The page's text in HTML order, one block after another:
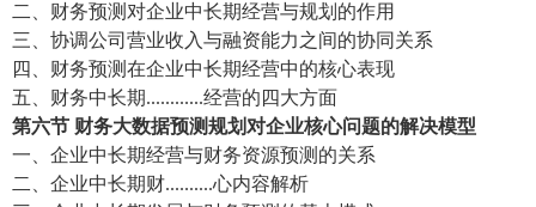
二、财务预测对企业中长期经营与规划的作用
三、协调公司营业收入与融资能力之间的协同关系
四、财务预测在企业中长期经营中的核心表现
五、财务中长期............经营的四大方面
第六节 财务大数据预测规划对企业核心问题的解决模型
一、企业中长期经营与财务资源预测的关系
二、企业中长期财..........心内容解析